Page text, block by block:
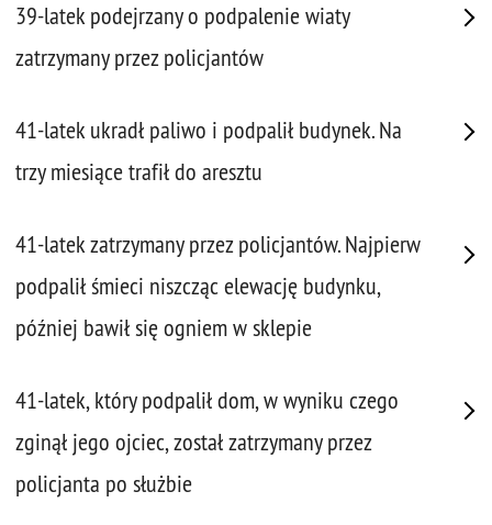
39-latek podejrzany o podpalenie wiaty
zatrzymany przez policjantów
41-latek ukradł paliwo i podpalił budynek. Na
trzy miesiące trafił do aresztu
41-latek zatrzymany przez policjantów. Najpierw
podpalił śmieci niszcząc elewację budynku,
później bawił się ogniem w sklepie
41-latek, który podpalił dom, w wyniku czego
zginął jego ojciec, został zatrzymany przez
policjanta po służbie